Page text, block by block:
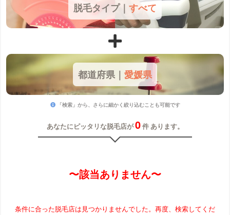
脱毛タイプ｜ すべて
都道府県｜ 愛媛県
「検索」から、さらに細かく絞り込むことも可能です
あなたにピッタリな脱毛店が0件 あります。
〜該当ありません〜
条件に合った脱毛店は見つかりませんでした。再度、検索してくだ